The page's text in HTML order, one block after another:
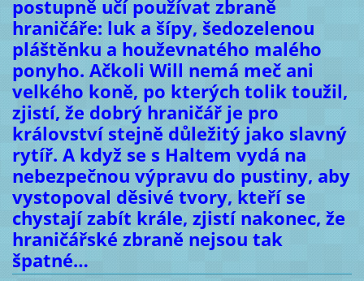
postupně učí používat zbraně
hraničáře: luk a šípy, šedozelenou
pláštěnku a houževnatého malého
ponyho. Ačkoli Will nemá meč ani
velkého koně, po kterých tolik toužil,
zjistí, že dobrý hraničář je pro
království stejně důležitý jako slavný
rytíř. A když se s Haltem vydá na
nebezpečnou výpravu do pustiny, aby
vystopoval děsivé tvory, kteří se
chystají zabít krále, zjistí nakonec, že
hraničářské zbraně nejsou tak
špatné…